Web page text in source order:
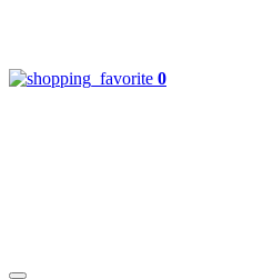
0